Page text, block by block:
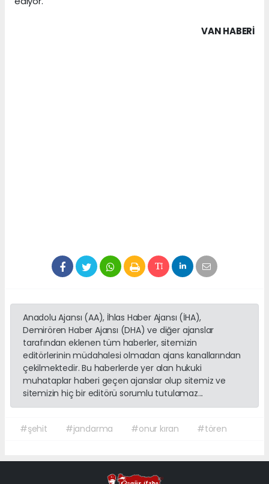
VAN HABERİ
Anadolu Ajansı (AA), İhlas Haber Ajansı (İHA),
Demirören Haber Ajansı (DHA) ve diğer ajanslar
tarafından eklenen tüm haberler, sitemizin
editörlerinin müdahalesi olmadan ajans kanallarından
çekilmektedir. Bu haberlerde yer alan hukuki
muhataplar haberi geçen ajanslar olup sitemiz ve
sitemizin hiç bir editörü sorumlu tutulamaz...
#şehit #jandarma #onur kıran #tören